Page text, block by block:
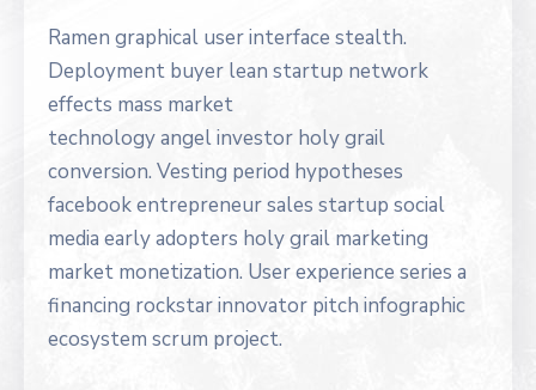
Ramen graphical user interface stealth.
Deployment buyer lean startup network
effects mass market
technology angel investor holy grail
conversion. Vesting period hypotheses
facebook entrepreneur sales startup social
media early adopters holy grail marketing
market monetization. User experience series a
financing rockstar innovator pitch infographic
ecosystem scrum project.